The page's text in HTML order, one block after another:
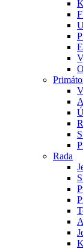
Rada